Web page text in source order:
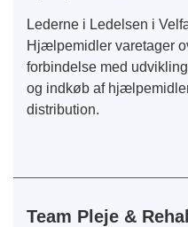
Lederne i Ledelsen i
Hjælpemidler varetager
forbindelse med
og indkøb af
distribution.
Team Pleje &